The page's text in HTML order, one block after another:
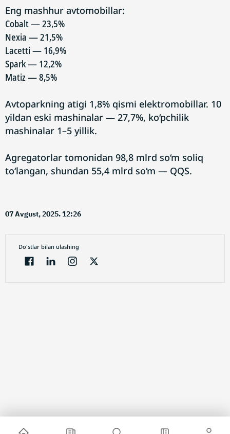
Eng mashhur avtomobillar:
Cobalt — 23,5%
Nexia — 21,5%
Lacetti — 16,9%
Spark — 12,2%
Matiz — 8,5%
Avtoparkning atigi 1,8% qismi elektromobillar. 10
yildan eski mashinalar — 27,7%, ko‘pchilik
mashinalar 1–5 yillik.
Agregatorlar tomonidan 98,8 mlrd so‘m soliq
to‘langan, shundan 55,4 mlrd so‘m — QQS.
07 Avgust, 2025. 12:26
Do'stlar bilan ulashing